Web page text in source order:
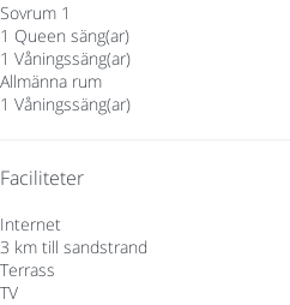
Sovrum 1
1 Queen säng(ar)
1 Våningssäng(ar)
Allmänna rum
1 Våningssäng(ar)
Faciliteter
Internet
3 km till sandstrand
Terrass
TV